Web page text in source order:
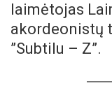
laimėtojas
akordeonistų
”Subtilu – Z”.